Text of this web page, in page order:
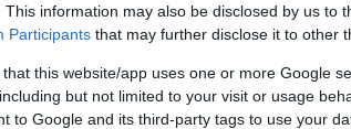
This information may also be disclosed by us to
Participants that may further disclose it to other
that this website/app uses one or more Google
but not limited to your visit or usage
to Google and its third-party tags to use your